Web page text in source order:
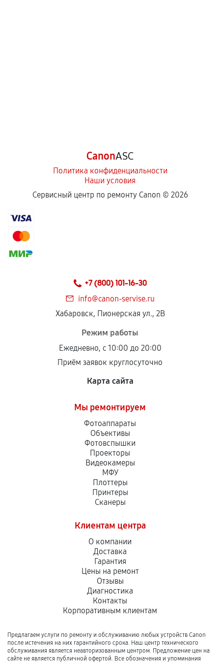
CanonASC
Политика конфиденциальности
Наши условия
Сервисный центр по ремонту Canon © 2026
+7 (800) 101-16-30
info@canon-servise.ru
Хабаровск, Пионерская ул., 2В
Режим работы
Ежедневно, с 10:00 до 20:00
Приём заявок круглосуточно
Карта сайта
Мы ремонтируем
Фотоаппараты
Объективы
Фотовспышки
Проекторы
Видеокамеры
МФУ
Плоттеры
Принтеры
Сканеры
Клиентам центра
О компании
Доставка
Гарантия
Цены на ремонт
Отзывы
Диагностика
Контакты
Корпоративным клиентам
Предлагаем услуги по ремонту и обслуживанию любых устройств Canon
после истечения на них гарантийного срока. Наш центр технического
обслуживания является неавторизованным центром. Предложение цен на
сайте не является публичной офертой. Все обозначения и упоминания